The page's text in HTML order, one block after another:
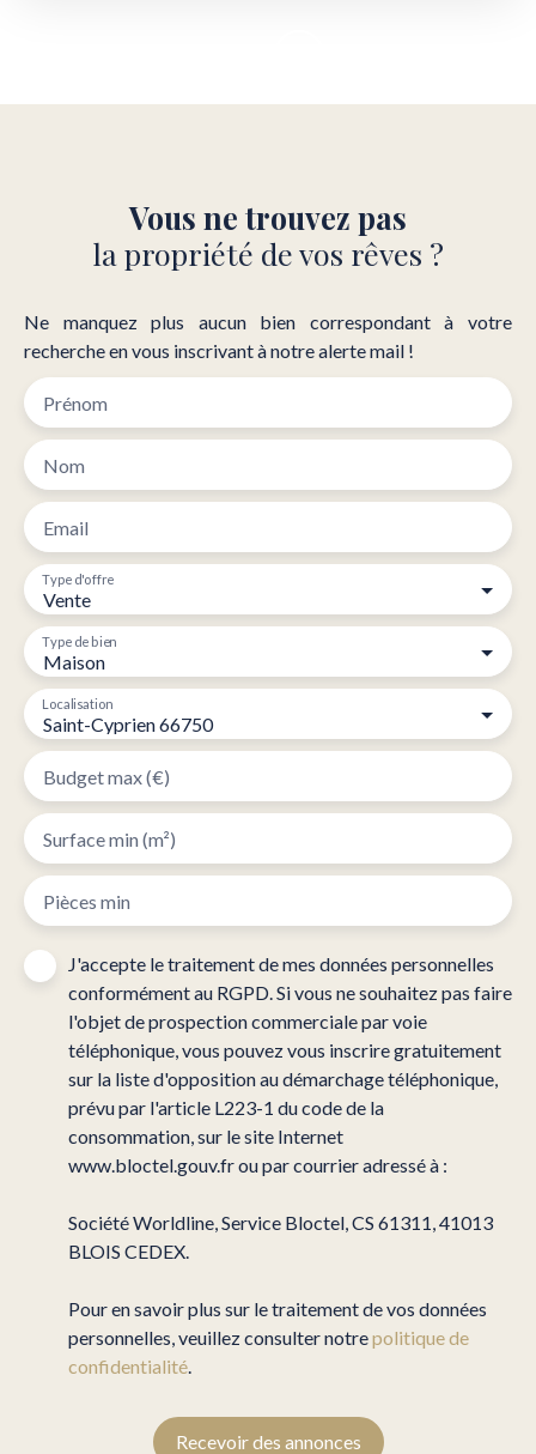
Vous ne trouvez pas
la propriété de vos rêves ?
Ne manquez plus aucun bien correspondant à votre
recherche en vous inscrivant à notre alerte mail !
Prénom
Nom
Email
Vente
Type d'offre
Maison
Type de bien
Saint-Cyprien 66750
Localisation
Budget max (€)
Surface min (m²)
Pièces min
J'accepte le traitement de mes données personnelles
conformément au RGPD. Si vous ne souhaitez pas faire
l'objet de prospection commerciale par voie
téléphonique, vous pouvez vous inscrire gratuitement
sur la liste d'opposition au démarchage téléphonique,
prévu par l'article L223-1 du code de la
consommation, sur le site Internet
www.bloctel.gouv.fr ou par courrier adressé à :
Société Worldline, Service Bloctel, CS 61311, 41013
BLOIS CEDEX.
Pour en savoir plus sur le traitement de vos données
personnelles, veuillez consulter notrepolitique de
confidentialité.
Recevoir des annonces